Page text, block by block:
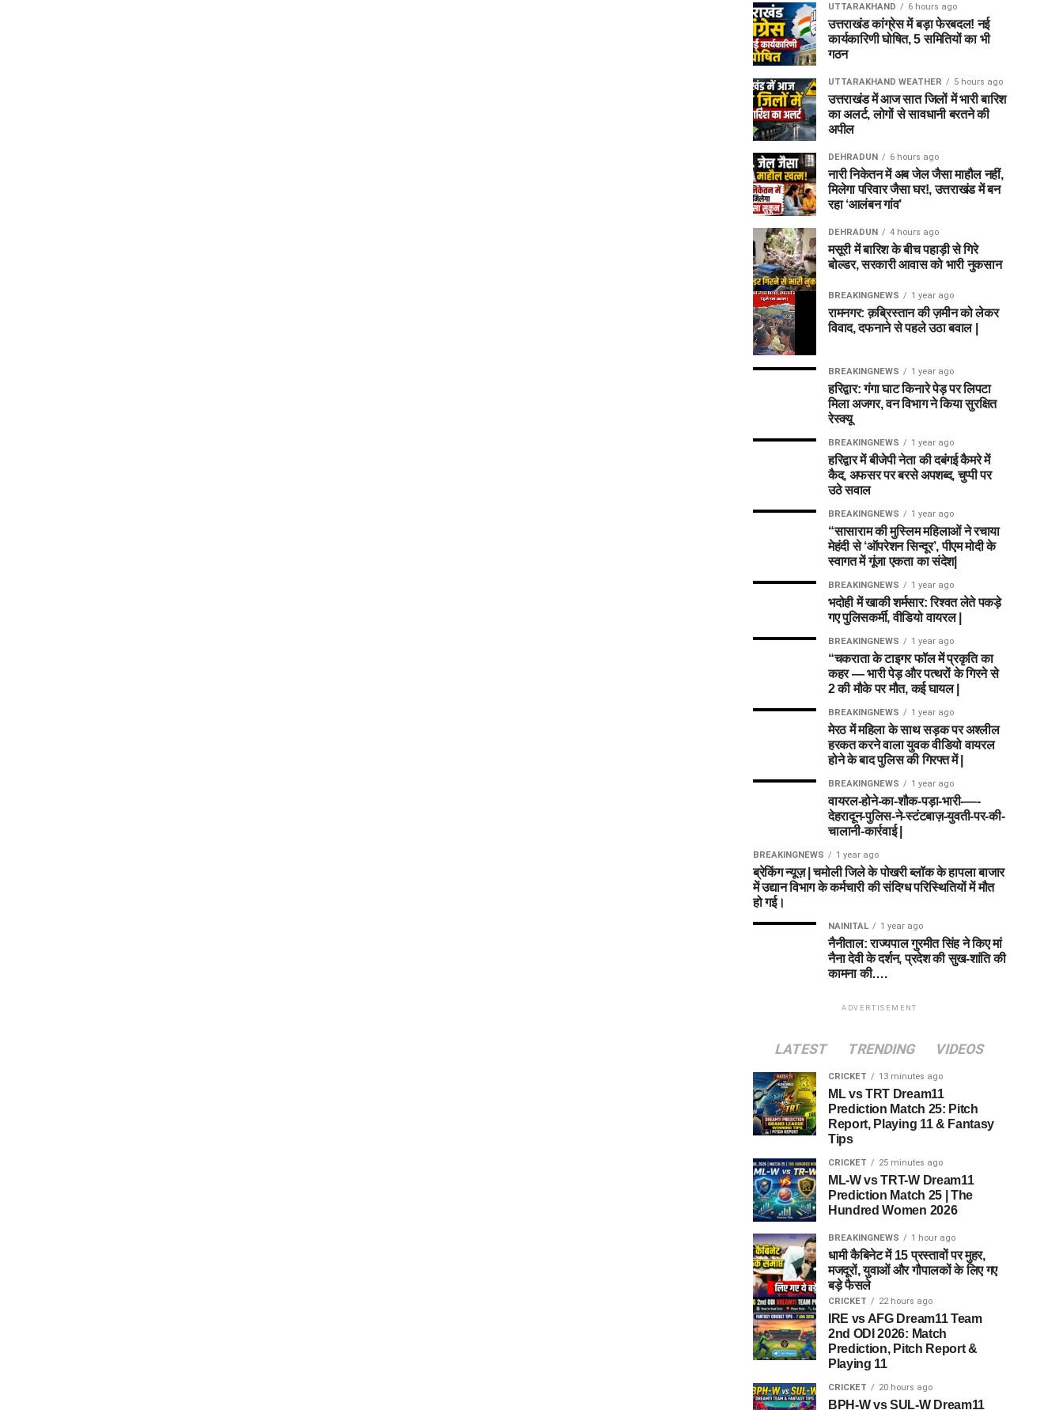
UTTARAKHAND 6 hours ago
उत्तराखंड कांग्रेस में बड़ा फेरबदल! नई
कार्यकारिणी घोषित, 5 समितियों का भी
गठन
UTTARAKHAND WEATHER 5 hours ago
उत्तराखंड में आज सात जिलों में भारी बारिश
का अलर्ट, लोगों से सावधानी बरतने की
अपील
DEHRADUN 6 hours ago
नारी निकेतन में अब जेल जैसा माहौल नहीं,
मिलेगा परिवार जैसा घर!, उत्तराखंड में बन
रहा ‘आलंबन गांव’
DEHRADUN 4 hours ago
मसूरी में बारिश के बीच पहाड़ी से गिरे
बोल्डर, सरकारी आवास को भारी नुकसान
BREAKINGNEWS 1 year ago
रामनगर: क़ब्रिस्तान की ज़मीन को लेकर
विवाद, दफनाने से पहले उठा बवाल |
BREAKINGNEWS 1 year ago
हरिद्वार: गंगा घाट किनारे पेड़ पर लिपटा
मिला अजगर, वन विभाग ने किया सुरक्षित
रेस्क्यू
BREAKINGNEWS 1 year ago
हरिद्वार में बीजेपी नेता की दबंगई कैमरे में
कैद, अफसर पर बरसे अपशब्द, चुप्पी पर
उठे सवाल
BREAKINGNEWS 1 year ago
“सासाराम की मुस्लिम महिलाओं ने रचाया
मेहंदी से ‘ऑपरेशन सिन्दूर’, पीएम मोदी के
स्वागत में गूंजा एकता का संदेश|
BREAKINGNEWS 1 year ago
भदोही में खाकी शर्मसार: रिश्वत लेते पकड़े
गए पुलिसकर्मी, वीडियो वायरल |
BREAKINGNEWS 1 year ago
“चकराता के टाइगर फॉल में प्रकृति का
कहर — भारी पेड़ और पत्थरों के गिरने से
2 की मौके पर मौत, कई घायल |
BREAKINGNEWS 1 year ago
मेरठ में महिला के साथ सड़क पर अश्लील
हरकत करने वाला युवक वीडियो वायरल
होने के बाद पुलिस की गिरफ्त में |
BREAKINGNEWS 1 year ago
वायरल-होने-का-शौक-पड़ा-भारी-—-
देहरादून-पुलिस-ने-स्टंटबाज़-युवती-पर-की-
चालानी-कार्रवाई |
BREAKINGNEWS 1 year ago
ब्रेकिंग न्यूज़ | चमोली जिले के पोखरी ब्लॉक के हापला बाजार
में उद्यान विभाग के कर्मचारी की संदिग्ध परिस्थितियों में मौत
हो गई।
NAINITAL 1 year ago
नैनीताल: राज्यपाल गुरमीत सिंह ने किए मां
नैना देवी के दर्शन, प्रदेश की सुख-शांति की
कामना की….
ADVERTISEMENT
LATEST TRENDING VIDEOS
CRICKET 13 minutes ago
ML vs TRT Dream11
Prediction Match 25: Pitch
Report, Playing 11 & Fantasy
Tips
CRICKET 25 minutes ago
ML-W vs TRT-W Dream11
Prediction Match 25 | The
Hundred Women 2026
BREAKINGNEWS 1 hour ago
धामी कैबिनेट में 15 प्रस्तावों पर मुहर,
मजदूरों, युवाओं और गौपालकों के लिए गए
बड़े फैसले
CRICKET 22 hours ago
IRE vs AFG Dream11 Team
2nd ODI 2026: Match
Prediction, Pitch Report &
Playing 11
CRICKET 20 hours ago
BPH-W vs SUL-W Dream11